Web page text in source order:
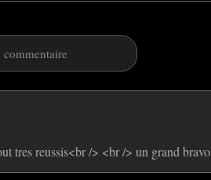
tres reussis<br /> <br /> un grand bravo